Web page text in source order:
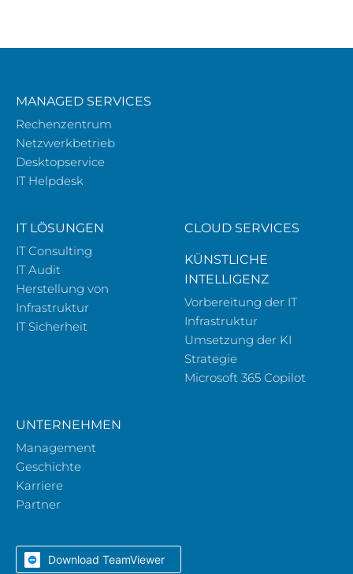
MANAGED SERVICES
Rechenzentrum
Netzwerkbetrieb
Desktopservice
IT Helpdesk
IT LÖSUNGEN
IT Consulting
IT Audit
Herstellung von
Infrastruktur
IT Sicherheit
CLOUD SERVICES
KÜNSTLICHE
INTELLIGENZ
Vorbereitung der IT
Infrastruktur
Umsetzung der KI
Strategie
Microsoft 365 Copilot
UNTERNEHMEN
Management
Geschichte
Karriere
Partner
Download TeamViewer